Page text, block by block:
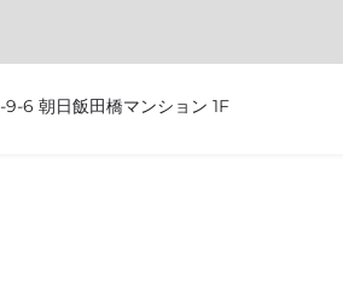
9-6 朝日飯田橋マンション 1F